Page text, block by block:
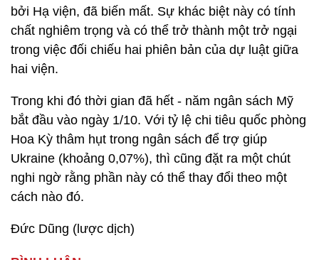
bởi Hạ viện, đã biến mất. Sự khác biệt này có tính
chất nghiêm trọng và có thể trở thành một trở ngại
trong việc đối chiếu hai phiên bản của dự luật giữa
hai viện.
Trong khi đó thời gian đã hết - năm ngân sách Mỹ
bắt đầu vào ngày 1/10. Với tỷ lệ chi tiêu quốc phòng
Hoa Kỳ thâm hụt trong ngân sách để trợ giúp
Ukraine (khoảng 0,07%), thì cũng đặt ra một chút
nghi ngờ rằng phần này có thể thay đổi theo một
cách nào đó.
Đức Dũng (lược dịch)